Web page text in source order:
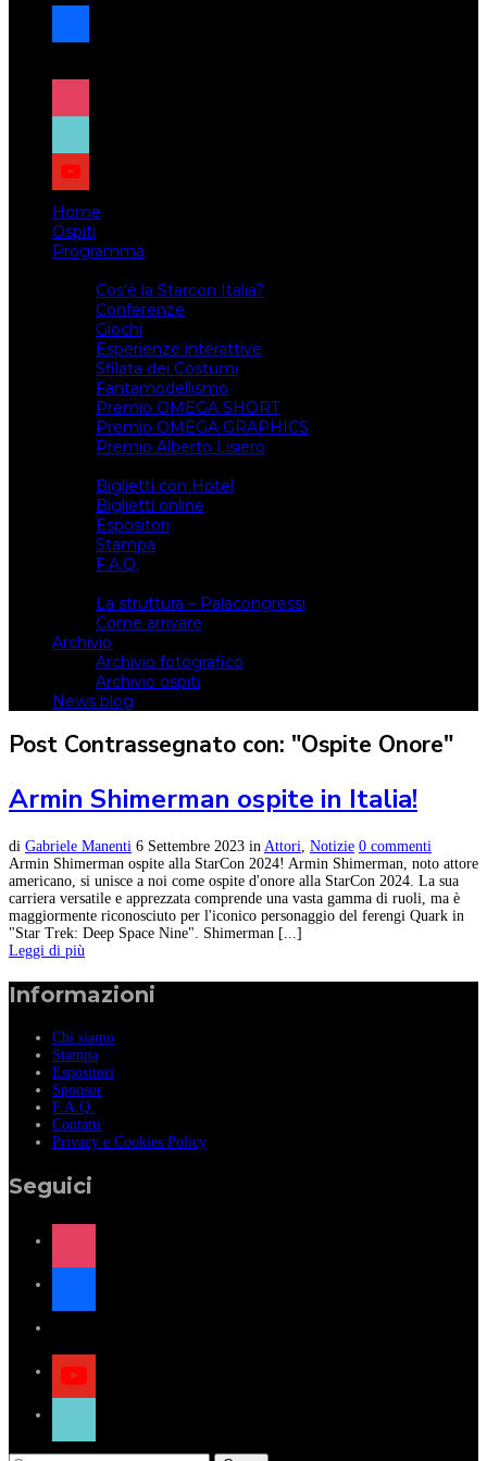
facebook
x
instagram
tiktok
youtube
Home
Ospiti
Programma
Cos’è la Starcon Italia?
Conferenze
Giochi
Esperienze interattive
Sfilata dei Costumi
Fantamodellismo
Premio OMEGA SHORT
Premio OMEGA GRAPHICS
Premio Alberto Lisiero
Biglietti con Hotel
Biglietti online
Espositori
Stampa
F.A.Q.
La struttura – Palacongressi
Come arrivare
Archivio
Archivio fotografico
Archivio ospiti
News blog
Post Contrassegnato con: "Ospite Onore"
Armin Shimerman ospite in Italia!
di Gabriele Manenti 6 Settembre 2023 in Attori, Notizie 0 commenti
Armin Shimerman ospite alla StarCon 2024! Armin Shimerman, noto attore
americano, si unisce a noi come ospite d'onore alla StarCon 2024. La sua
carriera versatile e apprezzata comprende una vasta gamma di ruoli, ma è
maggiormente riconosciuto per l'iconico personaggio del ferengi Quark in
"Star Trek: Deep Space Nine". Shimerman [...]
Leggi di più
Informazioni
Chi siamo
Stampa
Espositori
Sponsor
F.A.Q.
Contatti
Privacy e Cookies Policy
Seguici
instagram
facebook
x
youtube
tiktok